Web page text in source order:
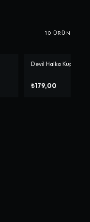
10 ÜRÜN
Devil Halka Küpe
₺179,00